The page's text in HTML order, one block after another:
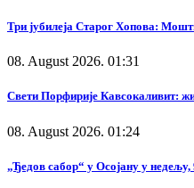
Три јубилеја Старог Хопова:
08. August 2026. 01:31
Свети Порфирије Кавсокаливит:
08. August 2026. 01:24
„Ђедов сабор“ у Осојану у недељу,